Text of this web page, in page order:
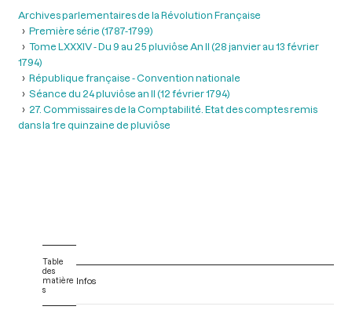
Archives parlementaires de la Révolution Française
Première série (1787-1799)
Tome LXXXIV - Du 9 au 25 pluviôse An II (28 janvier au 13 février
1794)
République française - Convention nationale
Séance du 24 pluviôse an II (12 février 1794)
27. Commissaires de la Comptabilité. Etat des comptes remis
dans la 1re quinzaine de pluviôse
Table
des
matière
s
Infos